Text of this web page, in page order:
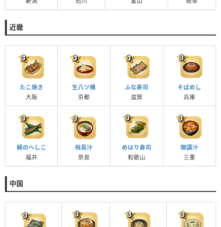
近畿
たこ焼き
大阪
生八ツ橋
京都
ふな寿司
滋賀
そばめし
兵庫
鯖のへしこ
福井
飛鳥汁
奈良
めはり寿司
和歌山
御講汁
三重
中国